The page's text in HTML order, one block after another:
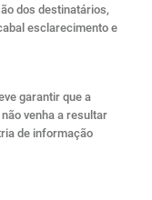
dos destinatários,
esclarecimento e
garantir que a
venha a resultar
de informação